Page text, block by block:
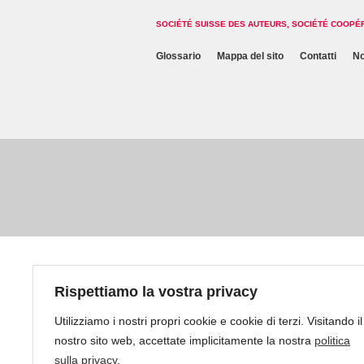
Rispettiamo la vostra privacy
Utilizziamo i nostri propri cookie e cookie di terzi. Visitando il
nostro sito web, accettate implicitamente la nostra politica
sulla privacy.
SOCIÉTÉ SUISSE DES AUTEURS, SOCIÉTÉ
Glossario Mappa del sito Contatti